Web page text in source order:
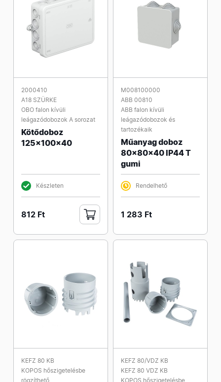
2000410
A18 SZÜRKE
OBO falon kívüli
leágazódobozok A sorozat
Kötődoboz
125x100x40
Készleten
812 Ft
M008100000
ABB 00810
ABB falon kívüli
leágazódobozok és
tartozékaik
Műanyag doboz
80x80x40 IP44 T
gumi
Rendelhető
1 283 Ft
KEFZ 80 KB
KOPOS hőszigetelésbe
rögzíthető
KEFZ 80/VDZ KB
KEFZ 80 VDZ KB
KOPOS hőszigetelésbe